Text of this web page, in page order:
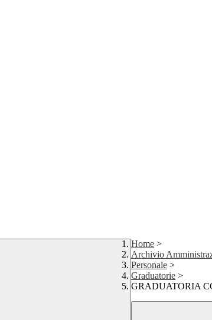
Home >
Archivio
Personale >
Graduatorie >
GRADUATORIA